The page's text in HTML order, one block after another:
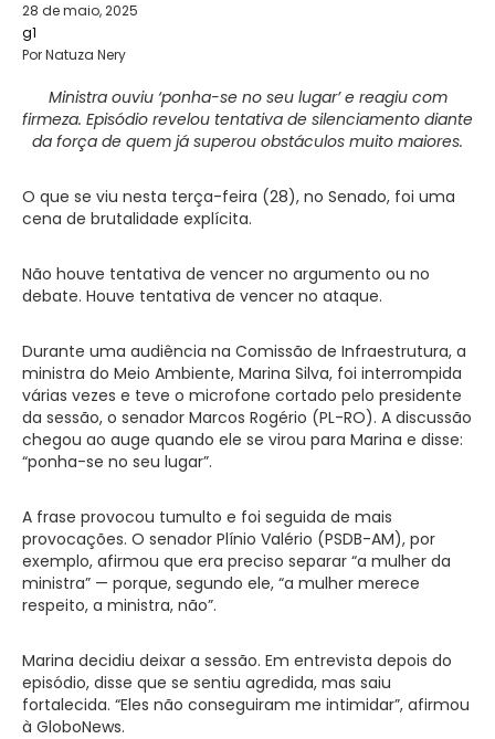
28 de maio, 2025
g1
Por Natuza Nery
Ministra ouviu ‘ponha-se no seu lugar’ e reagiu com
firmeza. Episódio revelou tentativa de silenciamento diante
da força de quem já superou obstáculos muito maiores.
O que se viu nesta terça-feira (28), no Senado, foi uma
cena de brutalidade explícita.
Não houve tentativa de vencer no argumento ou no
debate. Houve tentativa de vencer no ataque.
Durante uma audiência na Comissão de Infraestrutura, a
ministra do Meio Ambiente, Marina Silva, foi interrompida
várias vezes e teve o microfone cortado pelo presidente
da sessão, o senador Marcos Rogério (PL-RO). A discussão
chegou ao auge quando ele se virou para Marina e disse:
“ponha-se no seu lugar”.
A frase provocou tumulto e foi seguida de mais
provocações. O senador Plínio Valério (PSDB-AM), por
exemplo, afirmou que era preciso separar “a mulher da
ministra” — porque, segundo ele, “a mulher merece
respeito, a ministra, não”.
Marina decidiu deixar a sessão. Em entrevista depois do
episódio, disse que se sentiu agredida, mas saiu
fortalecida. “Eles não conseguiram me intimidar”, afirmou
à GloboNews.